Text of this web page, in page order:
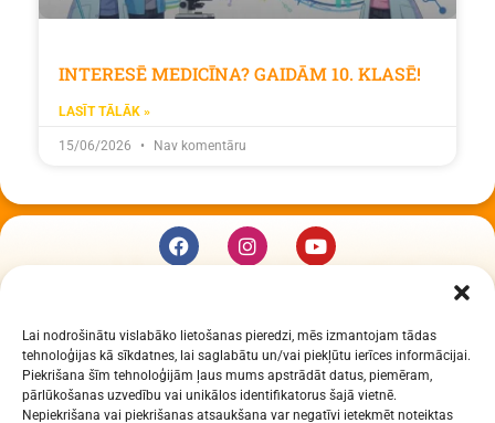
Lai nodrošinātu vislabāko lietošanas pieredzi, mēs izmantojam tādas
tehnoloģijas kā sīkdatnes, lai saglabātu un/vai piekļūtu ierīces informācijai.
Piekrišana šīm tehnoloģijām ļaus mums apstrādāt datus, piemēram,
pārlūkošanas uzvedību vai unikālos identifikatorus šajā vietnē.
Nepiekrišana vai piekrišanas atsaukšana var negatīvi ietekmēt noteiktas
INTERESĒ MEDICĪNA? GAIDĀM 10. KLASĒ!
LASĪT TĀLĀK »
15/06/2026 Nav komentāru
Daugavpils Zinātņu vidusskola
Raiņa iela 30, Daugavpils, LV-5401
Reģ. Nr. 2713903513 (IZM)